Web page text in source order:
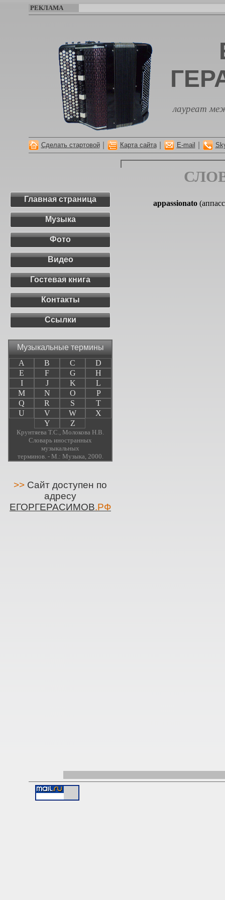
РЕКЛАМА
лауреат
Сделать стартовой Карта сайта E-mail
Главная страница
Музыка
Фото
Видео
Гостевая книга
Контакты
Ссылки
Музыкальные термины
A
B C
D
E
F G
H
I
J K
L
M
N O
P
Q
R S
T
U
V W
X
Y
Z
Крунтяева Т.С., Молокова Н.В.
Словарь иностранных
музыкальных
терминов. - М.: Музыка, 2000.
>> Сайт доступен по
адресу
ЕГОРГЕРАСИМОВ.РФ
appassionato